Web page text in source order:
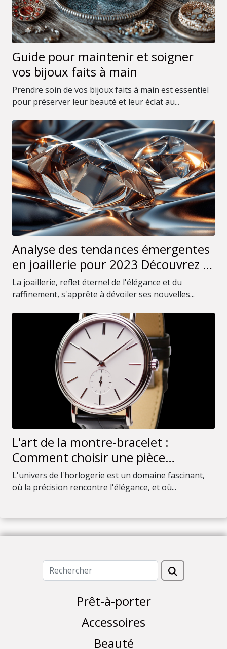
Guide pour maintenir et soigner
vos bijoux faits à main
Prendre soin de vos bijoux faits à main est essentiel
pour préserver leur beauté et leur éclat au...
Analyse des tendances émergentes
en joaillerie pour 2023 Découvrez ce
que les initiés portent
La joaillerie, reflet éternel de l'élégance et du
raffinement, s'apprête à dévoiler ses nouvelles...
L'art de la montre-bracelet :
Comment choisir une pièce
intemporelle pour votre collection
L'univers de l'horlogerie est un domaine fascinant,
où la précision rencontre l'élégance, et où...
Prêt-à-porter
Accessoires
Beauté